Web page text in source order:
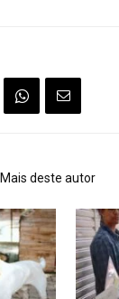
Mais deste autor